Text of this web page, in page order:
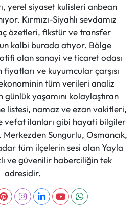
yerel siyaset kulisleri anbean
Kırmızı-Siyahlı sevdamız
özetleri, fikstür ve transfer
kalbi burada atıyor. Bölge
olan sanayi ve ticaret odası
ve kuyumcular çarşısı
tüm verileri analiz
yaşamını kolaylaştıran
listesi, namaz ve ezan vakitleri,
vefat ilanları gibi hayati bilgiler
Sungurlu, Osmancık,
tüm ilçelerin sesi olan Yayla
ve güvenilir haberciliğin tek
adresidir.